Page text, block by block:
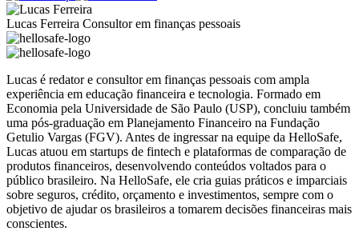
Lucas Ferreira Consultor em finanças pessoais
Lucas é redator e consultor em finanças pessoais com ampla
experiência em educação financeira e tecnologia. Formado em
Economia pela Universidade de São Paulo (USP), concluiu também
uma pós-graduação em Planejamento Financeiro na Fundação
Getulio Vargas (FGV). Antes de ingressar na equipe da HelloSafe,
Lucas atuou em startups de fintech e plataformas de comparação de
produtos financeiros, desenvolvendo conteúdos voltados para o
público brasileiro. Na HelloSafe, ele cria guias práticos e imparciais
sobre seguros, crédito, orçamento e investimentos, sempre com o
objetivo de ajudar os brasileiros a tomarem decisões financeiras mais
conscientes.